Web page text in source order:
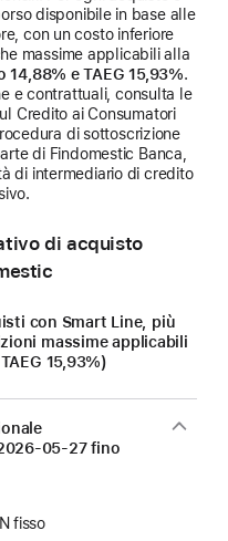
disponibile in base alle
con un costo inferiore
massime applicabili alla
14,88% e TAEG 15,93%.
e contrattuali, consulta le
Credito ai Consumatori
di sottoscrizione
di Findomestic Banca,
di intermediario di credito
di acquisto
con Smart Line, più
massime applicabili
15,93%)
05-27fino
fisso